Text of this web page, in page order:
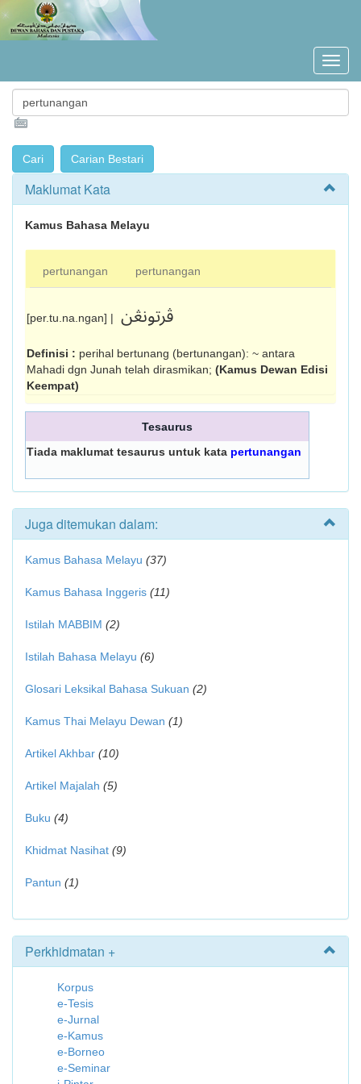
Maklumat Kata
Kamus Bahasa Melayu
pertunangan pertunangan
[per.tu.na.ngan] | ڤرتونڠن
Definisi : perihal bertunang (ber­tunangan): ~ antara
Mahadi dgn Junah telah dirasmikan; (Kamus Dewan Edisi
Keempat)
Tesaurus
Tiada maklumat tesaurus untuk kata pertunangan
Juga ditemukan dalam:
Kamus Bahasa Melayu (37)
Kamus Bahasa Inggeris (11)
Istilah MABBIM (2)
Istilah Bahasa Melayu (6)
Glosari Leksikal Bahasa Sukuan (2)
Kamus Thai Melayu Dewan (1)
Artikel Akhbar (10)
Artikel Majalah (5)
Buku (4)
Khidmat Nasihat (9)
Pantun (1)
Perkhidmatan +
Korpus
e-Tesis
e-Jurnal
e-Kamus
e-Borneo
e-Seminar